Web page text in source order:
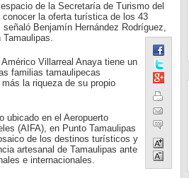
de la Secretaría de Turismo del
la oferta turística de los 43
Benjamín Hernández Rodríguez,
Villarreal Anaya tiene un
familias tamaulipecas
la riqueza de su propio
ubicado en el Aeropuerto
(AIFA), en Punto Tamaulipas
de los destinos turísticos y
artesanal de Tamaulipas ante
e internacionales.